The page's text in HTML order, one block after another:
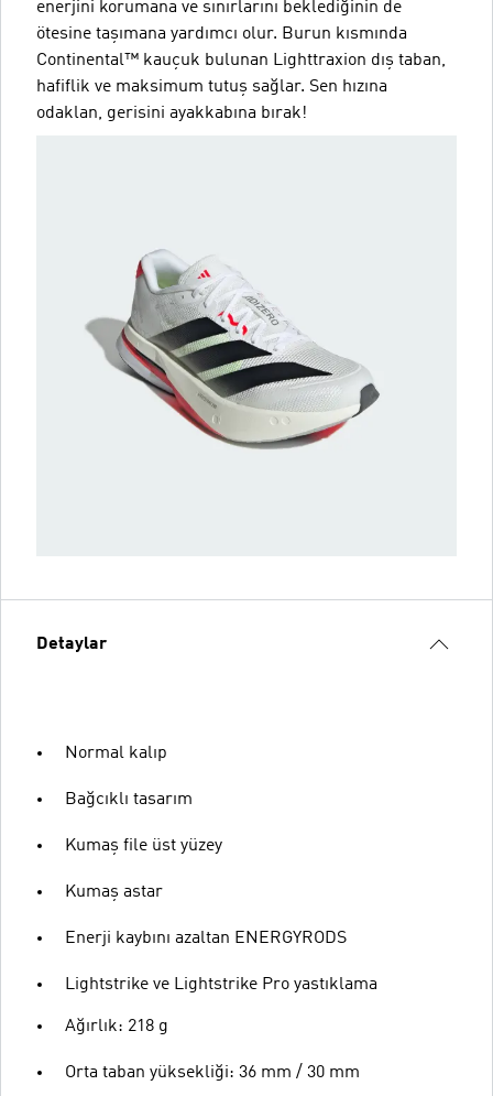
enerjini korumana ve sınırlarını beklediğinin de
ötesine taşımana yardımcı olur. Burun kısmında
Continental™ kauçuk bulunan Lighttraxion dış taban,
hafiflik ve maksimum tutuş sağlar. Sen hızına
odaklan, gerisini ayakkabına bırak!
Detaylar
Normal kalıp
Bağcıklı tasarım
Kumaş file üst yüzey
Kumaş astar
Enerji kaybını azaltan ENERGYRODS
Lightstrike ve Lightstrike Pro yastıklama
Ağırlık: 218 g
Orta taban yüksekliği: 36 mm / 30 mm